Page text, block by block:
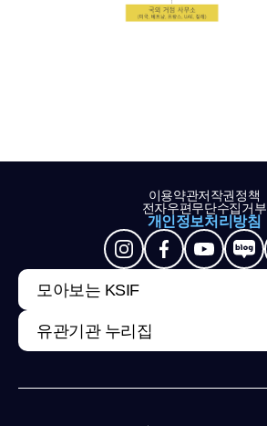
이용약관저작권정책
전자우편무단수집거부
개인정보처리방침
모아보는 KSIF
유관기관 누리집